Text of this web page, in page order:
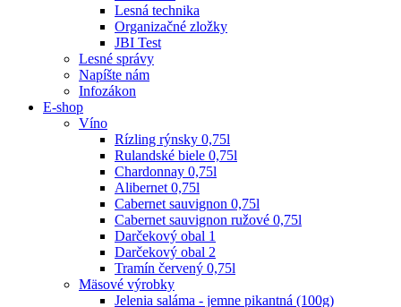
Lesná technika
Organizačné zložky
JBI Test
Lesné správy
Napíšte nám
Infozákon
E-shop
Víno
Rízling rýnsky 0,75l
Rulandské biele 0,75l
Chardonnay 0,75l
Alibernet 0,75l
Cabernet sauvignon 0,75l
Cabernet sauvignon ružové 0,75l
Darčekový obal 1
Darčekový obal 2
Tramín červený 0,75l
Mäsové výrobky
Jelenia saláma - jemne pikantná (100g)